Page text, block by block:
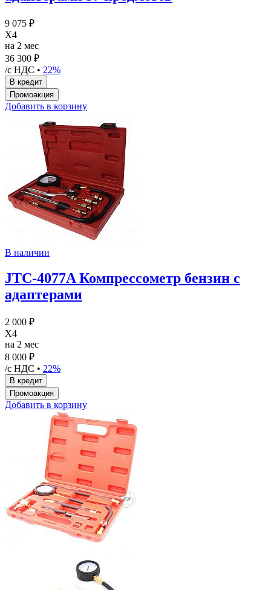
9 075 ₽
X4
на 2 мес
36 300 ₽
/с НДС • 22%
Добавить в корзину
В наличии
JTC-4077A Компрессометр бензин с
адаптерами
2 000 ₽
X4
на 2 мес
8 000 ₽
/с НДС • 22%
Добавить в корзину